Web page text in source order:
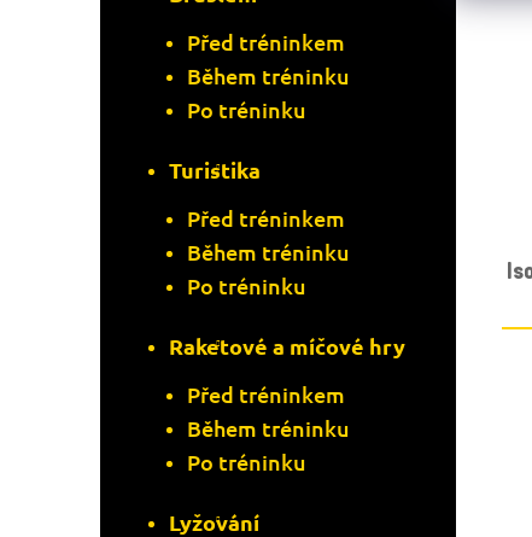
Před tréninkem
Během tréninku
Po tréninku
Turistika
Před tréninkem
Během tréninku
Po tréninku
Raketové a míčové hry
Před tréninkem
Během tréninku
Po tréninku
Lyžování